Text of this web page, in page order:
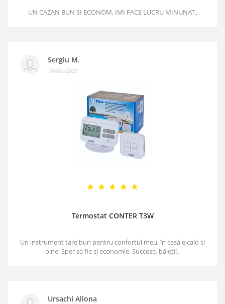
UN CAZAN BUN SI ECONOM, IMI FACE LUCRU MINUNAT..
Sergiu M.
06/02/2025
Termostat CONTER T3W
Un instrument tare bun pentru confortul meu, în casă e cald si
bine. Sper sa fie si economie. Succese, băieți!..
Ursachi Aliona